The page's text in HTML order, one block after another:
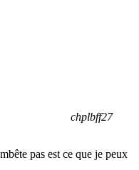
chplbff27
pas est ce que je peux